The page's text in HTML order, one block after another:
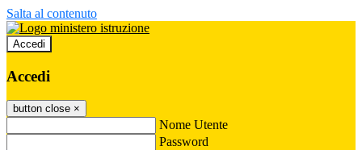
Salta al contenuto
Accedi
Accedi
button close ×
Nome Utente
Password